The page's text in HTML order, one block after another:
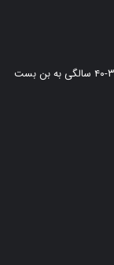
آیا مسیر شغلی توسعه‌دهنده نرم‌افزار بعد از ۳۵-۴۰ سالگی به بن بست